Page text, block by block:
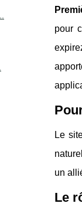
pour
Le
un
Le